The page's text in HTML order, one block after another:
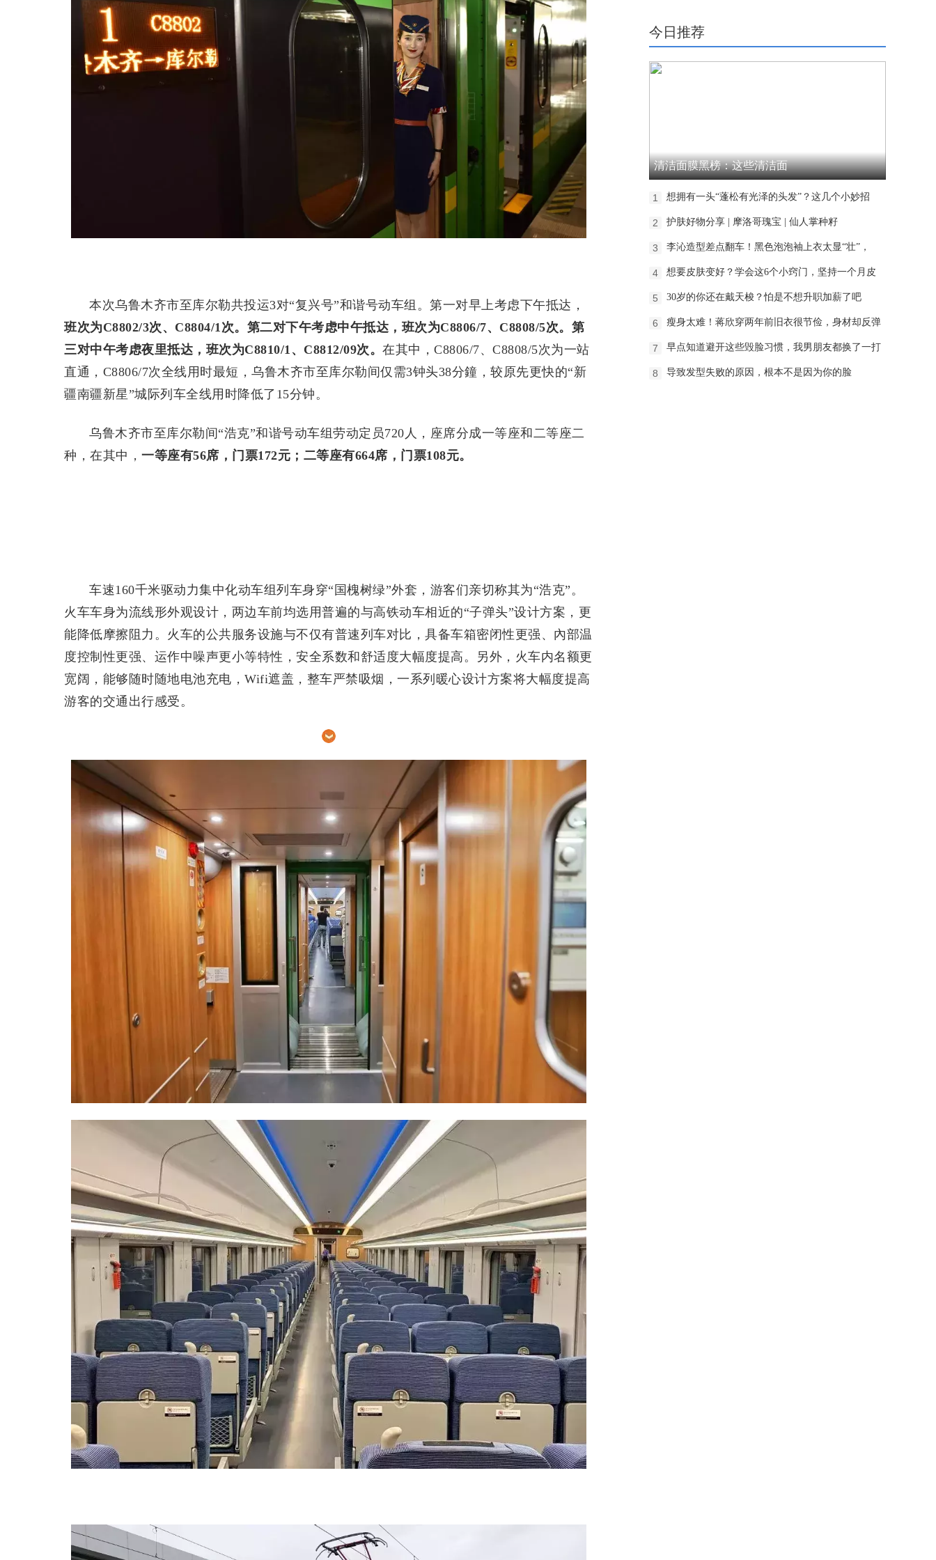
本次乌鲁木齐市至库尔勒共投运3对“复兴号”和谐号动车组。第一对早上考虑下午抵达，
班次为C8802/3次、C8804/1次。第二对下午考虑中午抵达，班次为C8806/7、C8808/5次。第
三对中午考虑夜里抵达，班次为C8810/1、C8812/09次。 在其中，C8806/7、C8808/5次为一站
直通，C8806/7次全线用时最短，乌鲁木齐市至库尔勒间仅需3钟头38分鐘，较原先更快的“新
疆南疆新星”城际列车全线用时降低了15分钟。
乌鲁木齐市至库尔勒间“浩克”和谐号动车组劳动定员720人，座席分成一等座和二等座二
种，在其中， 一等座有56席，门票172元；二等座有664席，门票108元。
车速160千米驱动力集中化动车组列车身穿“国槐树绿”外套，游客们亲切称其为“浩克”。
火车车身为流线形外观设计，两边车前均选用普遍的与高铁动车相近的“子弹头”设计方案，更
能降低摩擦阻力。火车的公共服务设施与不仅有普速列车对比，具备车箱密闭性更强、內部温
度控制性更强、运作中噪声更小等特性，安全系数和舒适度大幅度提高。另外，火车内名额更
宽阔，能够随时随地电池充电，Wifi遮盖，整车严禁吸烟，一系列暖心设计方案将大幅度提高
游客的交通出行感受。
今日推荐
清洁面膜黑榜：这些清洁面
1 想拥有一头“蓬松有光泽的头发”？这几个小妙招
2 护肤好物分享 | 摩洛哥瑰宝 | 仙人掌种籽
3 李沁造型差点翻车！黑色泡泡袖上衣太显“壮”，
4 想要皮肤变好？学会这6个小窍门，坚持一个月皮
5 30岁的你还在戴天梭？怕是不想升职加薪了吧
6 瘦身太难！蒋欣穿两年前旧衣很节俭，身材却反弹
7 早点知道避开这些毁脸习惯，我男朋友都换了一打
8 导致发型失败的原因，根本不是因为你的脸